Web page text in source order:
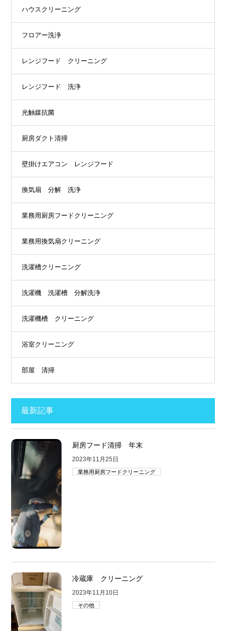
ハウスクリーニング
フロアー洗浄
レンジフード クリーニング
レンジフード 洗浄
光触媒抗菌
厨房ダクト清掃
壁掛けエアコン レンジフード
換気扇 分解 洗浄
業務用厨房フードクリーニング
業務用換気扇クリーニング
洗濯槽クリーニング
洗濯機 洗濯槽 分解洗浄
洗濯機槽 クリーニング
浴室クリーニング
部屋 清掃
最新記事
厨房フード清掃 年末
2023年11月25日
業務用厨房フードクリーニング
冷蔵庫 クリーニング
2023年11月10日
その他